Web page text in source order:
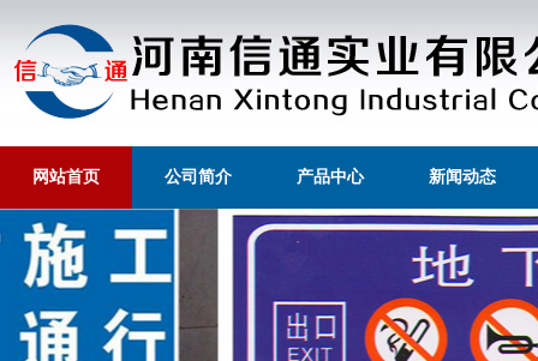
网站首页 公司简介 产品中心 新闻动态